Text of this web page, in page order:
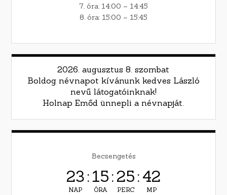
7. óra: 14:00 – 14:45
8. óra: 15:00 – 15:45
2026. augusztus 8. szombat
Boldog névnapot kívánunk kedves László
nevű látogatóinknak!
Holnap Emőd ünnepli a névnapját.
Becsengetés
23
NAP
:15
ÓRA
:25
PERC
:41
MP